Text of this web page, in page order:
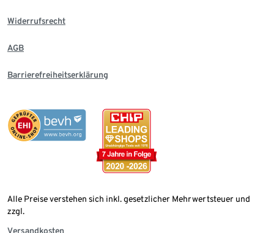
Widerrufsrecht
AGB
Barrierefreiheitserklärung
Alle Preise verstehen sich inkl. gesetzlicher Mehrwertsteuer und
zzgl.
Versandkosten